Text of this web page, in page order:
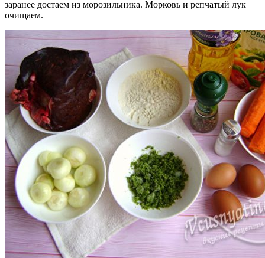
заранее достаем из морозильника. Морковь и репчатый лук
очищаем.